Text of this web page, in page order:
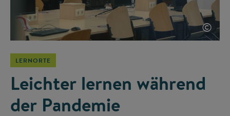
©
LERNORTE
Leichter lernen während
der Pandemie